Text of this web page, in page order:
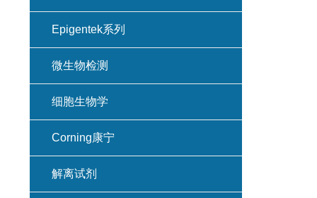
Epigentek系列
微生物检测
细胞生物学
Corning康宁
解离试剂